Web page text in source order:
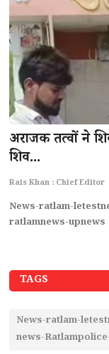
अराजक तत्वों ने
शिव...
Rais Khan : Chief Editor
News-ratlam-
ratlamnews-upnews
TAGS
News-ratlam-
news-